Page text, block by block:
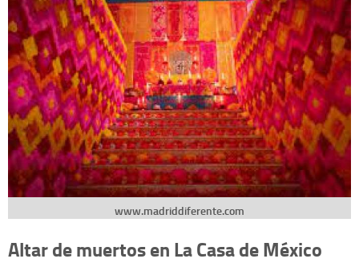
www.madriddiferente.com
Altar de muertos en La Casa de México